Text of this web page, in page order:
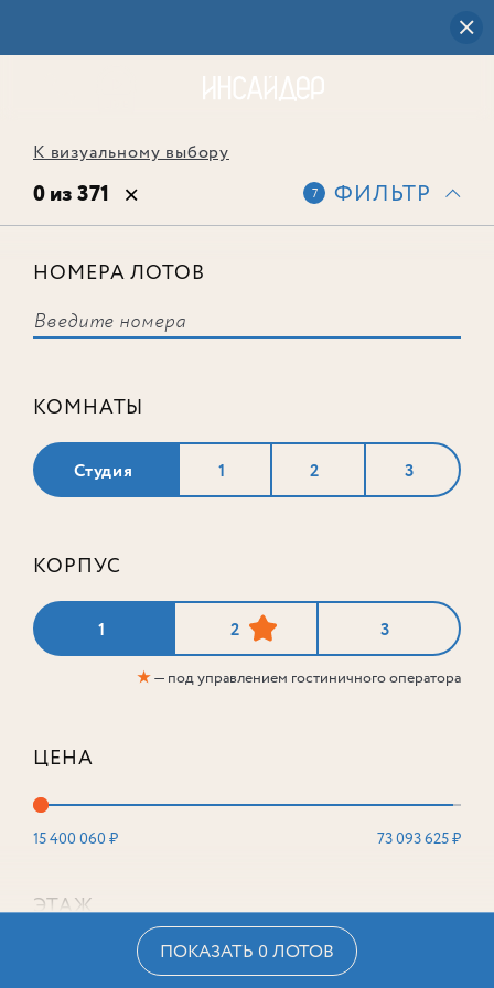
К визуальному выбору
0 из 371 7 ФИЛЬТР
НОМЕРА ЛОТОВ
КОМНАТЫ
Студия 1 2 3
КОРПУС
1 2 3
★— под управлением гостиничного оператора
ЦЕНА
15 400 060 ₽ 73 093 625 ₽
ЭТАЖ
ПОКАЗАТЬ 0 ЛОТОВ
соответствует ни одного лота